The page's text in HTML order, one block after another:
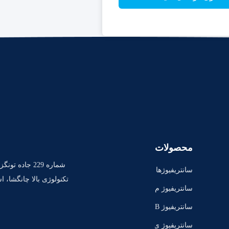
شماره 229
تکنولوژی بالا چانگشا،
محصولات
سانتریفیوژها
ی PRP
سانتریفیوژ م
ینی نیمکت
سانتریفیوژ B
سانتریفیوژ ی